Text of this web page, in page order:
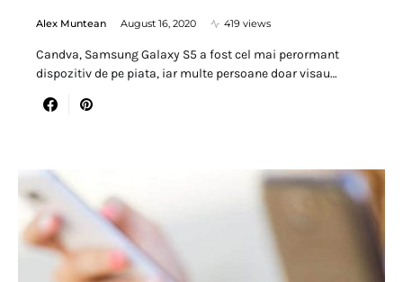
Alex Muntean August 16, 2020 419 views
Candva, Samsung Galaxy S5 a fost cel mai perormant
dispozitiv de pe piata, iar multe persoane doar visau…